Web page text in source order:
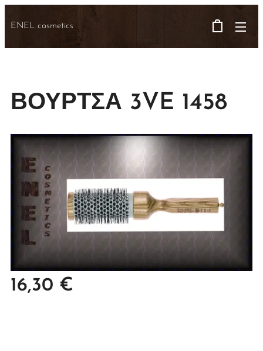
ENEL cosmetics
ΒΟΥΡΤΣΑ 3VE 1458
16,30 €